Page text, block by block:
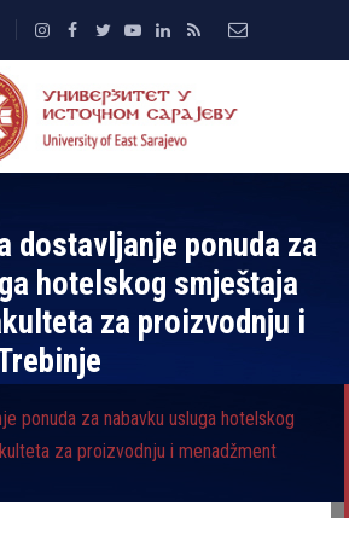
dostavljanje ponuda za
hotelskog smještaja
za proizvodnju i
ponuda za nabavku usluga hotelskog
za proizvodnju i menadžment